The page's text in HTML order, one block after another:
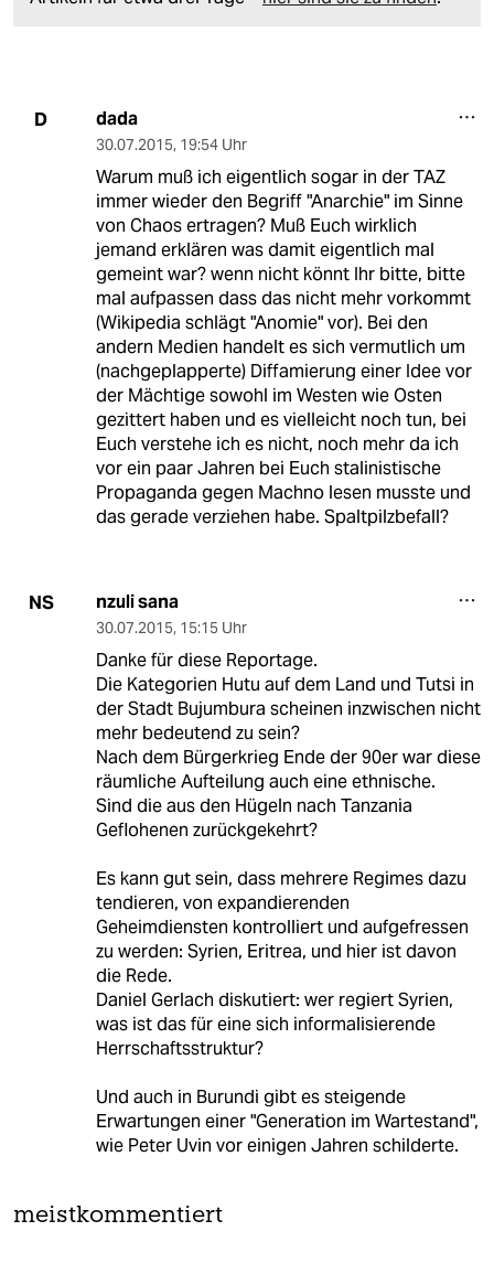
D dada
30.07.2015, 19:54 Uhr
Warum muß ich eigentlich sogar in der TAZ
immer wieder den Begriff "Anarchie" im Sinne
von Chaos ertragen? Muß Euch wirklich
jemand erklären was damit eigentlich mal
gemeint war? wenn nicht könnt Ihr bitte, bitte
mal aufpassen dass das nicht mehr vorkommt
(Wikipedia schlägt "Anomie" vor). Bei den
andern Medien handelt es sich vermutlich um
(nachgeplapperte) Diffamierung einer Idee vor
der Mächtige sowohl im Westen wie Osten
gezittert haben und es vielleicht noch tun, bei
Euch verstehe ich es nicht, noch mehr da ich
vor ein paar Jahren bei Euch stalinistische
Propaganda gegen Machno lesen musste und
das gerade verziehen habe. Spaltpilzbefall?
NS nzuli sana
30.07.2015, 15:15 Uhr
Danke für diese Reportage.
Die Kategorien Hutu auf dem Land und Tutsi in
der Stadt Bujumbura scheinen inzwischen nicht
mehr bedeutend zu sein?
Nach dem Bürgerkrieg Ende der 90er war diese
räumliche Aufteilung auch eine ethnische.
Sind die aus den Hügeln nach Tanzania
Geflohenen zurückgekehrt?
Es kann gut sein, dass mehrere Regimes dazu
tendieren, von expandierenden
Geheimdiensten kontrolliert und aufgefressen
zu werden: Syrien, Eritrea, und hier ist davon
die Rede.
Daniel Gerlach diskutiert: wer regiert Syrien,
was ist das für eine sich informalisierende
Herrschaftsstruktur?
Und auch in Burundi gibt es steigende
Erwartungen einer "Generation im Wartestand",
wie Peter Uvin vor einigen Jahren schilderte.
meistkommentiert